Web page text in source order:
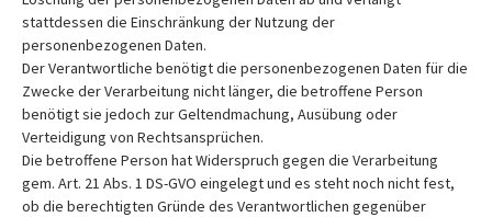
stattdessen die Einschränkung der Nutzung der
personenbezogenen Daten.
Der Verantwortliche benötigt die personenbezogenen Daten für die
Zwecke der Verarbeitung nicht länger, die betroffene Person
benötigt sie jedoch zur Geltendmachung, Ausübung oder
Verteidigung von Rechtsansprüchen.
Die betroffene Person hat Widerspruch gegen die Verarbeitung
gem. Art. 21 Abs. 1 DS-GVO eingelegt und es steht noch nicht fest,
ob die berechtigten Gründe des Verantwortlichen gegenüber